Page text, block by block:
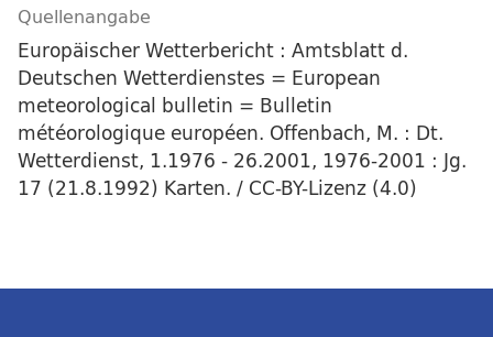
Quellenangabe
Europäischer Wetterbericht : Amtsblatt d.
Deutschen Wetterdienstes = European
meteorological bulletin = Bulletin
météorologique européen. Offenbach, M. : Dt.
Wetterdienst, 1.1976 - 26.2001, 1976-2001 : Jg.
17 (21.8.1992) Karten. / CC-BY-Lizenz (4.0)